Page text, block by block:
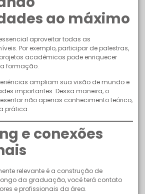
ao máximo
aproveitar todas as
Por exemplo, participar de palestras,
acadêmicos pode enriquecer
formação.
ampliam sua visão de mundo e
importantes. Dessa maneira, o
não apenas conhecimento teórico,
prática.
e conexões
relevante é a construção de
da graduação, você terá contato
e profissionais da área.